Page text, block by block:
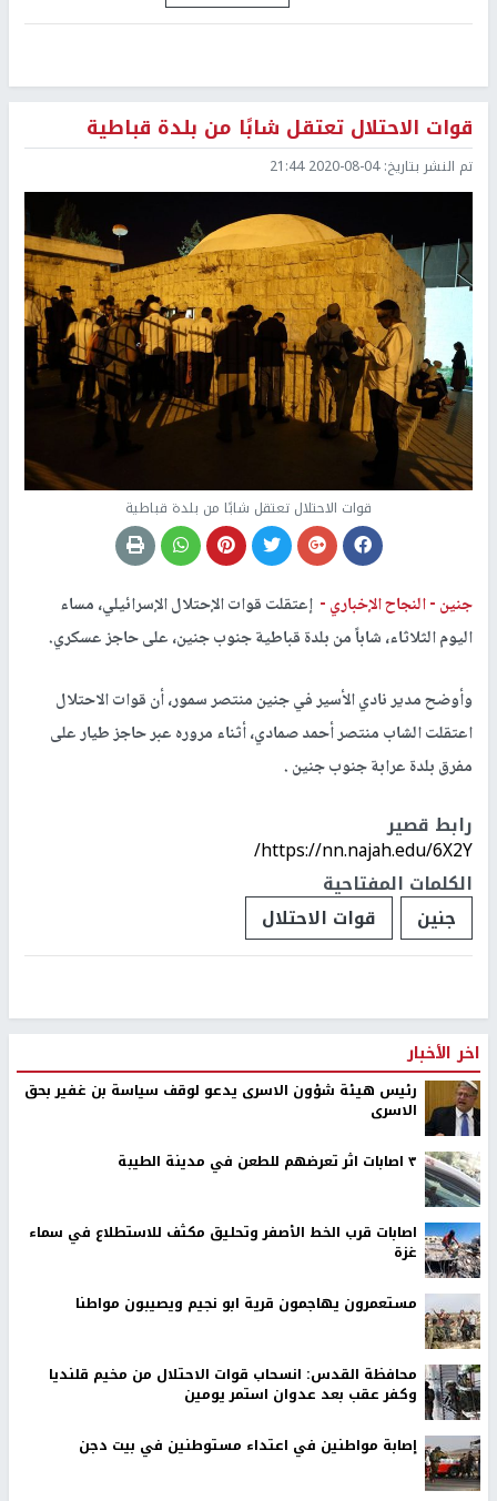
قوات الاحتلال تعتقل شابًا من بلدة قباطية
تم النشر بتاريخ:2020-08-04 21:44
قوات الاحتلال تعتقل شابًا من بلدة قباطية
جنين -النجاح الإخباري - إعتقلت قوات الإحتلال الإسرائيلي، مساء
اليوم الثلاثاء، شاباً من بلدة قباطية جنوب جنين، على حاجز عسكري.
وأوضح مدير نادي الأسير في جنين منتصر سمور، أن قوات الاحتلال
اعتقلت الشاب منتصر أحمد صمادي، أثناء مروره عبر حاجز طيار على
مفرق بلدة عرابة جنوب جنين .
رابط قصير
https://nn.najah.edu/6X2Y/
الكلمات المفتاحية
جنين
قوات الاحتلال
اخر الأخبار
رئيس هيئة شؤون الاسرى يدعو لوقف سياسة بن غفير بحق
الاسرى
٣ اصابات اثر تعرضهم للطعن في مدينة الطيبة
اصابات قرب الخط الأصفر وتحليق مكثف للاستطلاع في سماء
غزة
مستعمرون يهاجمون قرية ابو نجيم ويصيبون مواطنا
محافظة القدس: انسحاب قوات الاحتلال من مخيم قلنديا
وكفر عقب بعد عدوان استمر يومين
إصابة مواطنين في اعتداء مستوطنين في بيت دجن